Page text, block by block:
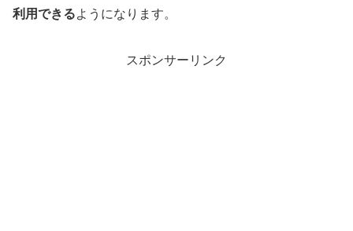
利用できるようになります。
スポンサーリンク